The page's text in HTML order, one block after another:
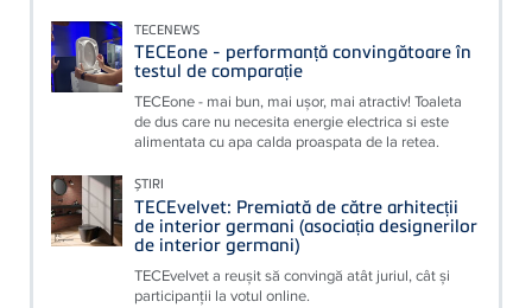
TECENEWS
TECEone - performanță convingătoare în
testul de comparație
TECEone - mai bun, mai ușor, mai atractiv! Toaleta
de dus care nu necesita energie electrica si este
alimentata cu apa calda proaspata de la retea.
ȘTIRI
TECEvelvet: Premiată de către arhitecții
de interior germani (asociația designerilor
de interior germani)
TECEvelvet a reușit să convingă atât juriul, cât și
participanții la votul online.